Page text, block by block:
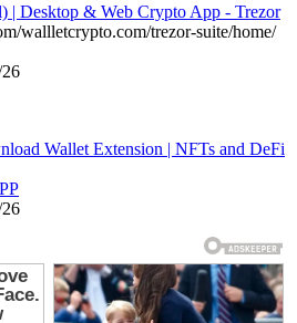
| Desktop & Web Crypto App - Trezor
wallletcrypto.com/trezor-suite/home/
Wallet Extension | NFTs and DeFi